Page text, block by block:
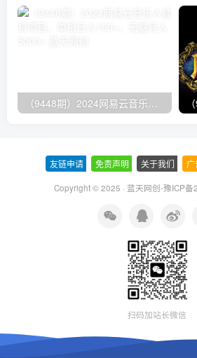
友链申请 免责声明 关于我们
Copyright © 2025 · 蓝天网创-豫ICP
扫码加站长微信